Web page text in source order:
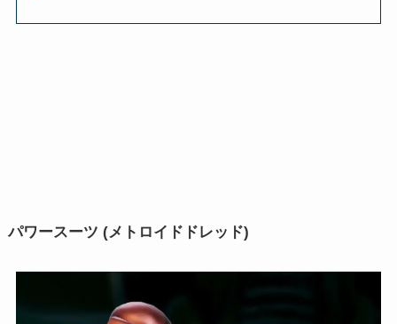
パワースーツ (メトロイドドレッド)